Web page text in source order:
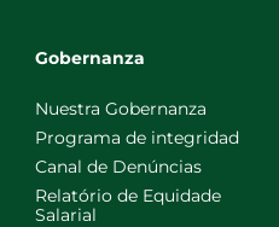
Gobernanza
Nuestra Gobernanza
Programa de integridad
Canal de Denúncias
Relatório de Equidade
Salarial